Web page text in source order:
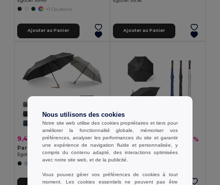
+1 Couleurs
Ajouter au Panier Ajouter au Panier
9,42 € 12,80 € -26%
Parapluie pliable en polyester recyclé (100% rPET) 190T pongé à ouverture et fermeture automatiques
Egotier 99040
6,97 € 8,73 € -20%
Parapluie en polyester 190T
Egotier 99098
Nous utilisons des cookies
Notre site web utilise des cookies propriétaires et tiers pour
améliorer la fonctionnalité globale, mémoriser vos
préférences, analyser les performances du site et garantir
une expérience de navigation fluide et personnalisée, y
compris du contenu adapté, des interactions optimisées
avec notre site web, et de la publicité.
Vous pouvez gérer vos préférences de cookies à tout
moment. Les cookies essentiels ne peuvent pas être